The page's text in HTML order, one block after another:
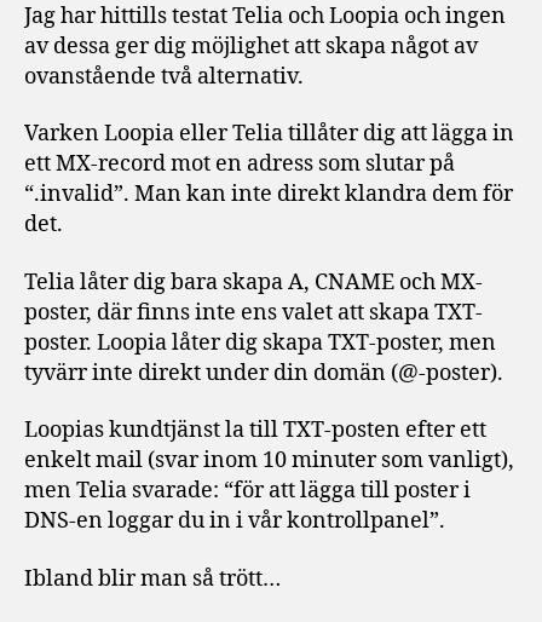
Jag har hittills testat Telia och Loopia och ingen
av dessa ger dig möjlighet att skapa något av
ovanstående två alternativ.
Varken Loopia eller Telia tillåter dig att lägga in
ett MX-record mot en adress som slutar på
“.invalid”. Man kan inte direkt klandra dem för
det.
Telia låter dig bara skapa A, CNAME och MX-
poster, där finns inte ens valet att skapa TXT-
poster. Loopia låter dig skapa TXT-poster, men
tyvärr inte direkt under din domän (@-poster).
Loopias kundtjänst la till TXT-posten efter ett
enkelt mail (svar inom 10 minuter som vanligt),
men Telia svarade: “för att lägga till poster i
DNS-en loggar du in i vår kontrollpanel”.
Ibland blir man så trött…